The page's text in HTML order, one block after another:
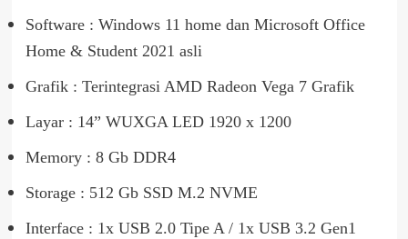
Software : Windows 11 home dan Microsoft Office
Home & Student 2021 asli
Grafik : Terintegrasi AMD Radeon Vega 7 Grafik
Layar : 14” WUXGA LED 1920 x 1200
Memory : 8 Gb DDR4
Storage : 512 Gb SSD M.2 NVME
Interface : 1x USB 2.0 Tipe A / 1x USB 3.2 Gen1